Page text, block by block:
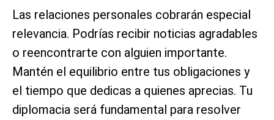
Las relaciones personales cobrarán especial
relevancia. Podrías recibir noticias agradables
o reencontrarte con alguien importante.
Mantén el equilibrio entre tus obligaciones y
el tiempo que dedicas a quienes aprecias. Tu
diplomacia será fundamental para resolver